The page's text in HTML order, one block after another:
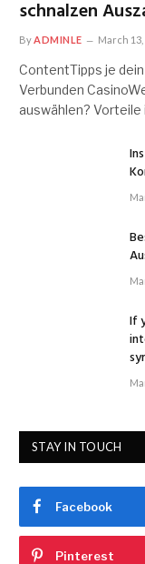
schnalzen
ByADMINLE March 13,
ContentTipps je
Verbunden
auswählen?
If
STAY IN TOUCH
Facebook
Pinterest